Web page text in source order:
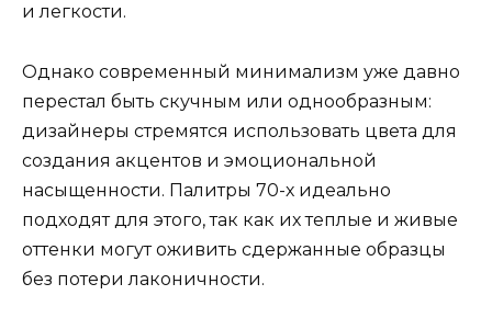
и легкости.
Однако современный минимализм уже давно
перестал быть скучным или однообразным:
дизайнеры стремятся использовать цвета для
создания акцентов и эмоциональной
насыщенности. Палитры 70-х идеально
подходят для этого, так как их теплые и живые
оттенки могут оживить сдержанные образцы
без потери лаконичности.